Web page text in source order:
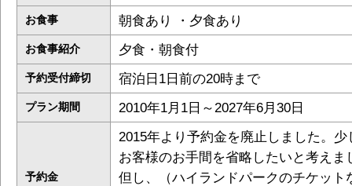
お食事 朝食あり ・夕食あり
お食事紹介 夕食・朝食付
予約受付締切 宿泊日1日前の20時まで
プラン期間 2010年1月1日～2027年6月30日
予約金
2015年より予約金を廃止しました。少
お客様のお手間を省略したいと考えま
但し、（ハイランドパークのチケット